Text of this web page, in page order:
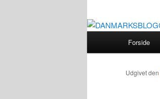
Forside
Udgivet den